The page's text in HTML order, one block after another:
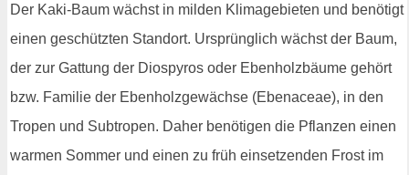
Der Kaki-Baum wächst in milden Klimagebieten und benötigt
einen geschützten Standort. Ursprünglich wächst der Baum,
der zur Gattung der Diospyros oder Ebenholzbäume gehört
bzw. Familie der Ebenholzgewächse (Ebenaceae), in den
Tropen und Subtropen. Daher benötigen die Pflanzen einen
warmen Sommer und einen zu früh einsetzenden Frost im